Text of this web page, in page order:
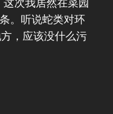
。听说蛇类对环
，应该没什么污